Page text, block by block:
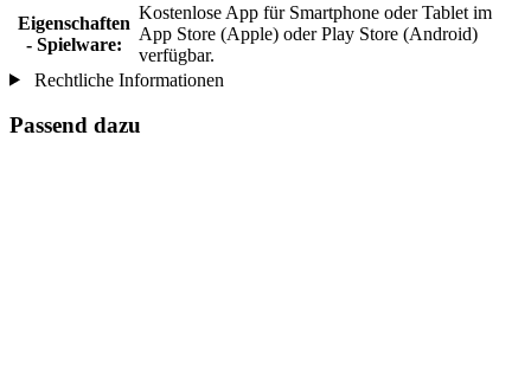
Eigenschaften
- Spielware:
Kostenlose App für Smartphone oder Tablet im
App Store (Apple) oder Play Store (Android)
verfügbar.
Rechtliche Informationen
Passend dazu